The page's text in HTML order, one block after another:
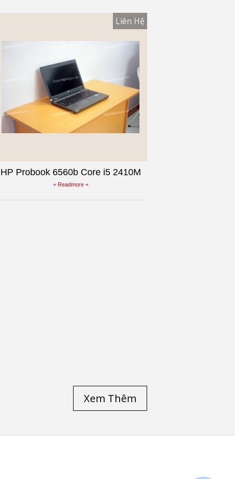
HP Probook 6560b Core i5 2410M
Laptop cũ Vỏ NHôm Nâu
+ Readmore +
Liên Hệ
Xem Thêm